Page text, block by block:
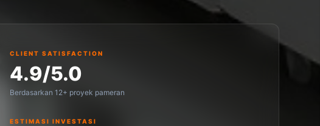
CLIENT SATISFACTION
4.9/5.0
Berdasarkan 12+ proyek pameran
ESTIMASI INVESTASI